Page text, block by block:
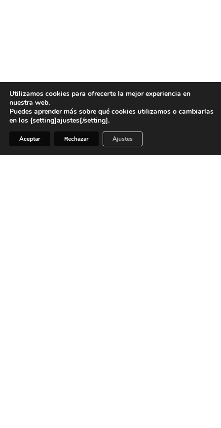
Utilizamos cookies para ofrecerte la mejor experiencia en
nuestra web.
Puedes aprender más sobre qué cookies utilizamos o cambiarlas
en los {setting]ajustes{/setting].
Aceptar Rechazar Ajustes